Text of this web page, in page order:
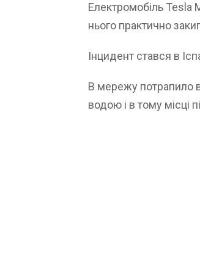
Електромобіль Tesla
нього практично
Інцидент стався в
В мережу потрапило
водою і в тому місці